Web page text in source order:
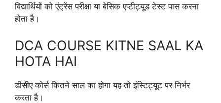
विद्यार्थियों को एंट्रेंस परीक्षा या बेसिक एप्टीट्यूड टेस्ट पास करना
होता है।
DCA COURSE KITNE SAAL KA
HOTA HAI
डीसीए कोर्स कितने साल का होगा यह तो इंस्टिट्यूट पर निर्भर
करता है।